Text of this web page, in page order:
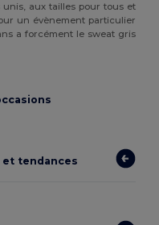
aux tailles pour tous et
un évènement particulier
a forcément le sweat gris
et tendances